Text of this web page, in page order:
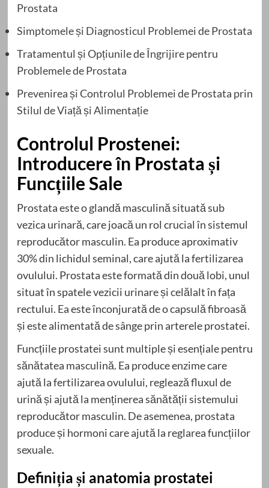
Prostata
Simptomele și Diagnosticul Problemei de Prostata
Tratamentul și Opțiunile de Îngrijire pentru
Problemele de Prostata
Prevenirea și Controlul Problemei de Prostata prin
Stilul de Viață și Alimentație
Controlul Prostenei:
Introducere în Prostata și
Funcțiile Sale
Prostata este o glandă masculină situată sub
vezica urinară, care joacă un rol crucial în sistemul
reproducător masculin. Ea produce aproximativ
30% din lichidul seminal, care ajută la fertilizarea
ovulului. Prostata este formată din două lobi, unul
situat în spatele vezicii urinare și celălalt în fața
rectului. Ea este înconjurată de o capsulă fibroasă
și este alimentată de sânge prin arterele prostatei.
Funcțiile prostatei sunt multiple și esențiale pentru
sănătatea masculină. Ea produce enzime care
ajută la fertilizarea ovulului, reglează fluxul de
urină și ajută la menținerea sănătății sistemului
reproducător masculin. De asemenea, prostata
produce și hormoni care ajută la reglarea funcțiilor
sexuale.
Definiția și anatomia prostatei